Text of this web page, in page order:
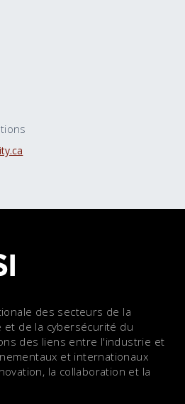
des secteurs de la
de la cybersécurité du
des liens entre l'industrie et
et internationaux
la collaboration et la